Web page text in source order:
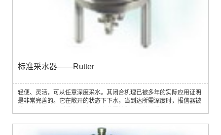
标准采水器——Rutter
轻便、灵活，可从任意深度采水。其闭合机理已被多年的实际应用证明
是非常完善的。它在敞开的状态下下水，当到达所需深度时，报信器被
度计，水样采上来后可方便的读取其温度。打开采水器的底盖可以将水